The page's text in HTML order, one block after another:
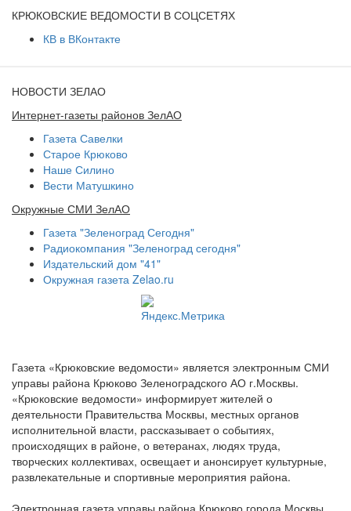
КРЮКОВСКИЕ ВЕДОМОСТИ В СОЦСЕТЯХ
КВ в ВКонтакте
НОВОСТИ ЗЕЛАО
Интернет-газеты районов ЗелАО
Газета Савелки
Старое Крюково
Наше Силино
Вести Матушкино
Окружные СМИ ЗелАО
Газета "Зеленоград Сегодня"
Радиокомпания "Зеленоград сегодня"
Издательский дом "41"
Окружная газета Zelao.ru
Газета «Крюковские ведомости» является электронным СМИ
управы района Крюково Зеленоградского АО г.Москвы.
«Крюковские ведомости» информирует жителей о
деятельности Правительства Москвы, местных органов
исполнительной власти, рассказывает о событиях,
происходящих в районе, о ветеранах, людях труда,
творческих коллективах, освещает и анонсирует культурные,
развлекательные и спортивные мероприятия района.
Электронная газета управы района Крюково города Москвы